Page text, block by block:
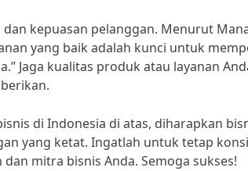
kepuasan pelanggan. Menurut
yang baik adalah kunci untuk
Jaga kualitas produk atau layanan
di Indonesia di atas, diharapkan
yang ketat. Ingatlah untuk tetap
mitra bisnis Anda. Semoga sukses!